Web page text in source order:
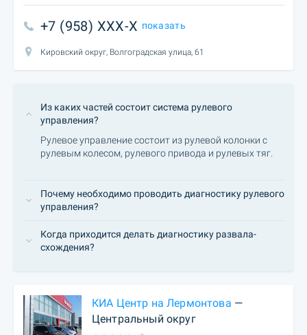
+7 (958) XXX-X показать
Кировский округ, Волгоградская улица, 61
Из каких частей состоит система рулевого
управления?
Рулевое управление состоит из рулевой колонки с
рулевым колесом, рулевого привода и рулевых тяг.
Почему необходимо проводить диагностику рулевого
управления?
Когда приходится делать диагностику развала-
cхождения?
КИА Центр на Лермонтова —
Центральный округ